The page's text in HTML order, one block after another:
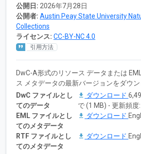
公開日: 2026年7月28日
公開者: Austin Peay State University
Collections
ライセンス: CC-BY-NC 4.0
引用方法
DwC-A形式のリソース データまたは
ス メタデータの最新バージョンをダウン
DwC ファイルとし
てのデータ
ダウンロード
で (1 MB) - 更新頻
EML ファイルとし
てのメタデータ
ダウンロード
RTF ファイルとし
てのメタデータ
ダウンロード